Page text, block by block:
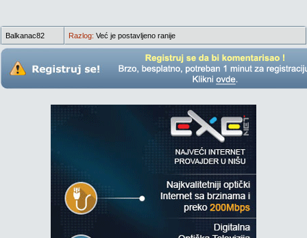
Balkanac82 Razlog: Već je postavljeno ranije